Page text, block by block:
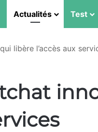
Actualités Test
libère l’accès aux